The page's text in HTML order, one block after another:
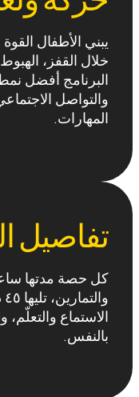
يبني الأطفال
خلال القفز،
البرنامج أفضل
والتواصل
المهارات.
الاستماع والتعلّم،
بالنفس.